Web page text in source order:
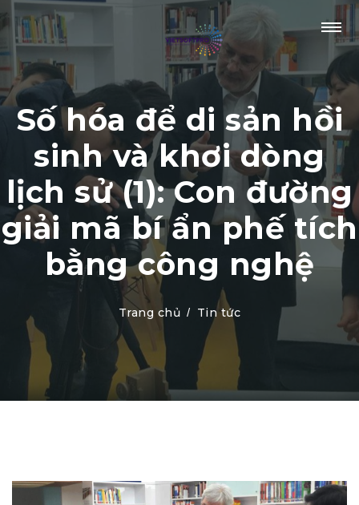
Số hóa để di sản hồi
sinh và khơi dòng
lịch sử (1): Con đường
giải mã bí ẩn phế tích
bằng công nghệ
Trang chủ Tin tức